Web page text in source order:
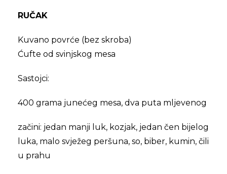
RUČAK
Kuvano povrće (bez skroba)
Ćufte od svinjskog mesa
Sastojci:
400 grama junećeg mesa, dva puta mljevenog
začini: jedan manji luk, kozjak, jedan čen bijelog
luka, malo svježeg peršuna, so, biber, kumin, čili
u prahu